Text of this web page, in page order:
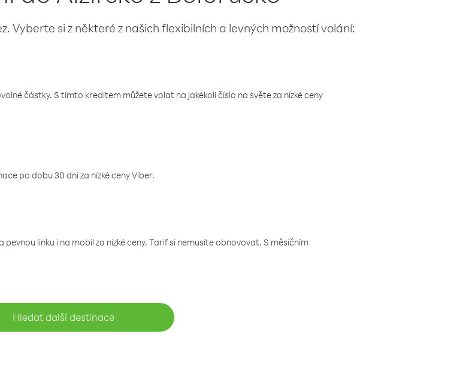
Vyberte si z některé z našich flexibilních a levných možností volání:
částky. S tímto kreditem můžete volat na jakékoli číslo na světe za nízké ceny
po dobu 30 dní za nízké ceny Viber.
linku i na mobil za nízké ceny. Tarif si nemusíte obnovovat. S měsíčním
Hledat další destinace